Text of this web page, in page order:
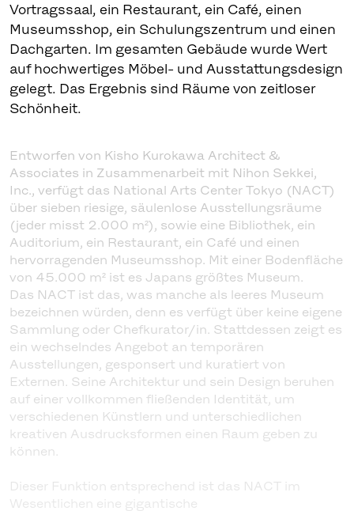
Vortragssaal, ein Restaurant, ein Café, einen
Museumsshop, ein Schulungszentrum und einen
Dachgarten. Im gesamten Gebäude wurde Wert
auf hochwertiges Möbel- und Ausstattungsdesign
gelegt. Das Ergebnis sind Räume von zeitloser
Schönheit.
Entworfen von Kisho Kurokawa Architect &
Associates in Zusammenarbeit mit Nihon Sekkei,
Inc., verfügt das National Arts Center Tokyo (NACT)
über sieben riesige, säulenlose Ausstellungsräume
(jeder misst 2.000 m²), sowie eine Bibliothek, ein
Auditorium, ein Restaurant, ein Café und einen
hervorragenden Museumsshop. Mit einer Bodenfläche
von 45.000 m² ist es Japans größtes Museum.
Das NACT ist das, was manche als leeres Museum
bezeichnen würden, denn es verfügt über keine eigene
Sammlung oder Chefkurator/in. Stattdessen zeigt es
ein wechselndes Angebot an temporären
Ausstellungen, gesponsert und kuratiert von
Externen. Seine Architektur und sein Design beruhen
auf einer vollkommen fließenden Identität, um
verschiedenen Künstlern und unterschiedlichen
kreativen Ausdrucksformen einen Raum geben zu
können.
Dieser Funktion entsprechend ist das NACT im
Wesentlichen eine gigantische